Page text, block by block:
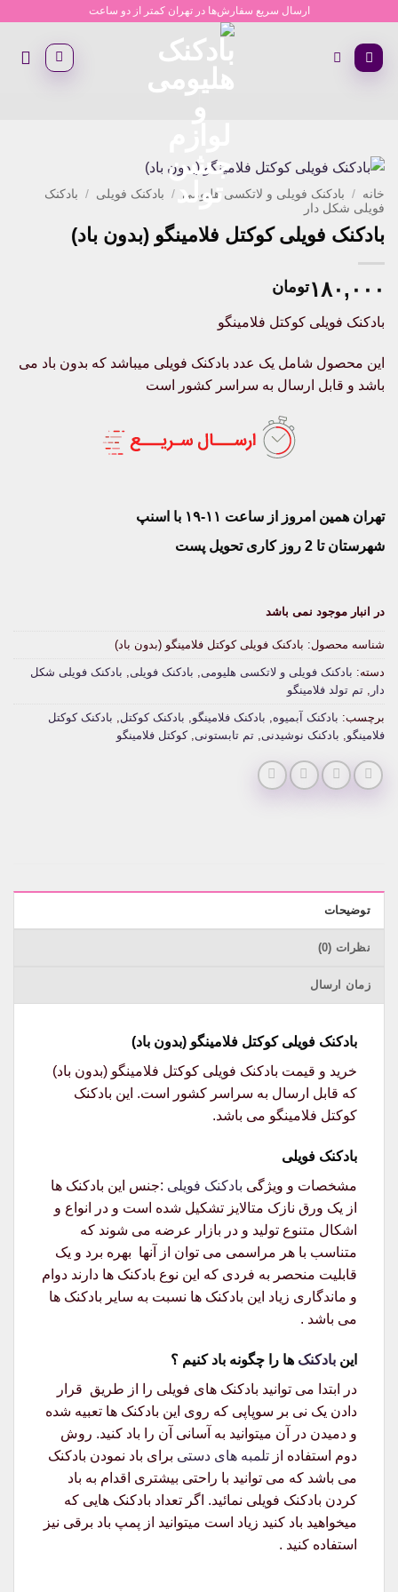
content
ارسال سریع سفارش‌ها در تهران کمتر از دو ساعت
خانه / بادکنک فویلی و لاتکسی هلیومی / بادکنک فویلی / بادکنک
فویلی شکل دار
بادکنک فویلی کوکتل فلامینگو (بدون باد)
۱۸۰,۰۰۰تومان
بادکنک فویلی کوکتل فلامینگو
این محصول شامل یک عدد بادکنک فویلی میباشد که بدون باد می
باشد و قابل ارسال به سراسر کشور است
تهران همین امروز از ساعت ۱۱-۱۹ با اسنپ
شهرستان تا 2 روز کاری تحویل پست
در انبار موجود نمی باشد
شناسه محصول: بادکنک فویلی کوکتل فلامینگو (بدون باد)
دسته: بادکنک فویلی و لاتکسی هلیومی, بادکنک فویلی, بادکنک فویلی شکل
دار , تم تولد فلامینگو
برچسب: بادکنک آبمیوه, بادکنک فلامینگو, بادکنک کوکتل, بادکنک کوکتل
فلامینگو, بادکنک نوشیدنی, تم تابستونی,کوکتل فلامینگو
توضیحات
نظرات (0)
زمان ارسال
بادکنک فویلی کوکتل فلامینگو (بدون باد)
خرید و قیمت بادکنک فویلی کوکتل فلامینگو (بدون باد)
که قابل ارسال به سراسر کشور است. این بادکنک
کوکتل فلامینگو می باشد.
بادکنک فویلی
مشخصات و ویژگی بادکنک فویلی :جنس این بادکنک ها
از یک ورق نازک متالایز تشکیل شده است و در انواع و
اشکال متنوع تولید و در بازار عرضه می شوند که
متناسب با هر مراسمی می توان از آنها بهره برد و یک
قابلیت منحصر به فردی که این نوع بادکنک ها دارند دوام
و ماندگاری زیاد این بادکنک ها نسبت به سایر بادکنک ها
می باشد .
این بادکنک ها را چگونه باد کنیم ؟
در ابتدا می توانید بادکنک های فویلی را از طریق قرار
دادن یک نی بر سوپاپی که روی این بادکنک ها تعبیه شده
و دمیدن در آن میتوانید به آسانی آن را باد کنید. روش
دوم استفاده از تلمبه های دستی برای باد نمودن بادکنک
می باشد که می توانید با راحتی بیشتری اقدام به باد
کردن بادکنک فویلی نمائید. اگر تعداد بادکنک هایی که
میخواهید باد کنید زیاد است میتوانید از پمپ باد برقی نیز
استفاده کنید .